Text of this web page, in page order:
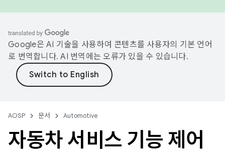
Google은 AI 기술을 사용하여 콘텐츠를 사용자의 기본 언어
로 번역합니다. AI 번역에는 오류가 있을 수 있습니다.
AOSP 문서 Automotive
자동차 서비스 기능 제어